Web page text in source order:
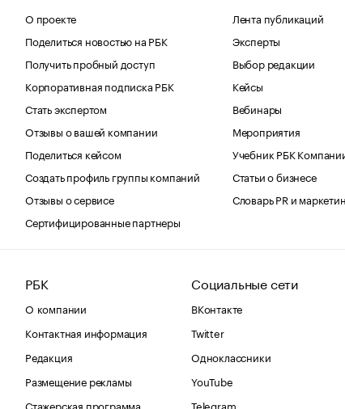
О проекте
Поделиться новостью на РБК
Получить пробный доступ
Корпоративная подписка РБК
Стать экспертом
Отзывы о вашей компании
Поделиться кейсом
Создать профиль группы компаний
Отзывы о сервисе
Сертифицированные партнеры
Лента публикаций
Эксперты
Выбор редакции
Кейсы
Вебинары
Мероприятия
Учебник РБК
Статьи о бизнесе
Словарь PR и
РБК
О компании
Контактная информация
Редакция
Размещение рекламы
Стажерская программа
Социальные сети
ВКонтакте
Twitter
Одноклассники
YouTube
Telegram